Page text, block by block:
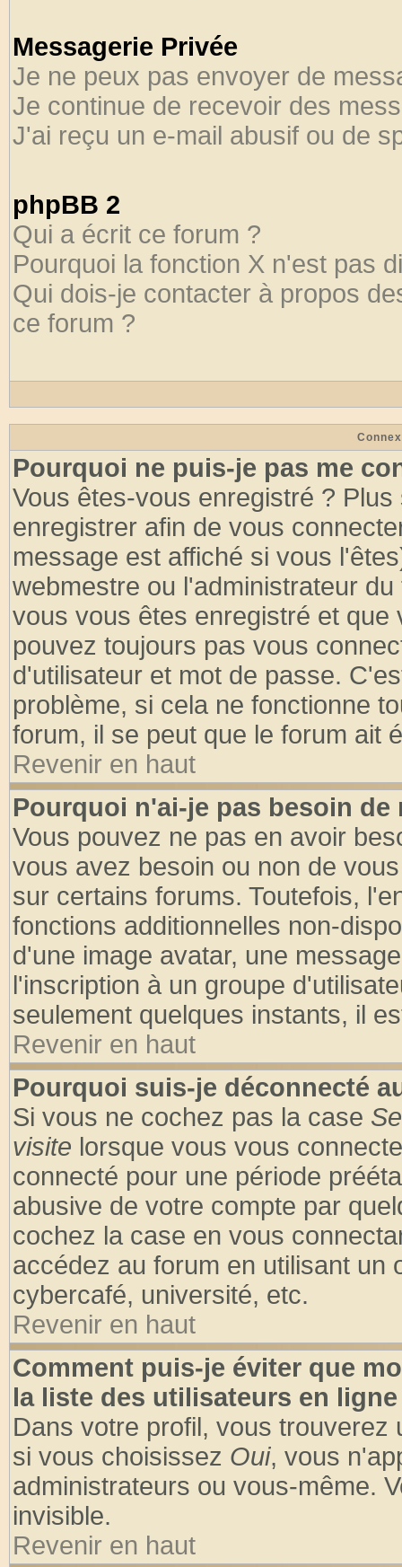
Messagerie Privée
Je ne peux pas envoyer de
Je continue de recevoir des
J'ai reçu un e-mail abusif ou de
phpBB 2
Qui a écrit ce forum ?
Pourquoi la fonction X n'est pas
Qui dois-je contacter à propos
ce forum ?
Pourquoi ne puis-je pas me
Vous êtes-vous enregistré ?
enregistrer afin de vous
message est affiché si vous
webmestre ou l'administrateur
vous vous êtes enregistré et
pouvez toujours pas vous
d'utilisateur et mot de passe.
problème, si cela ne fonctionne
forum, il se peut que le forum ait
Revenir en haut
Pourquoi n'ai-je pas besoin de
Vous pouvez ne pas en avoir
vous avez besoin ou non de
sur certains forums. Toutefois,
fonctions additionnelles non-
d'une image avatar, une
l'inscription à un groupe
seulement quelques instants, il
Revenir en haut
Pourquoi suis-je déconnecté
Si vous ne cochez pas la case
visite lorsque vous vous
connecté pour une période
abusive de votre compte par
cochez la case en vous
accédez au forum en utilisant un
cybercafé, université, etc.
Revenir en haut
Comment puis-je éviter que
la liste des utilisateurs en
Dans votre profil, vous trouverez
si vous choisissez Oui, vous
administrateurs ou vous-même.
invisible.
Revenir en haut